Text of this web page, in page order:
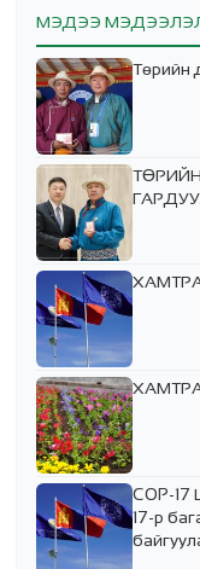
МЭДЭЭ
Төрийн
COP-17
17-р